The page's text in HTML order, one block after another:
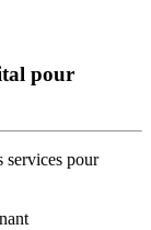
pour
services pour